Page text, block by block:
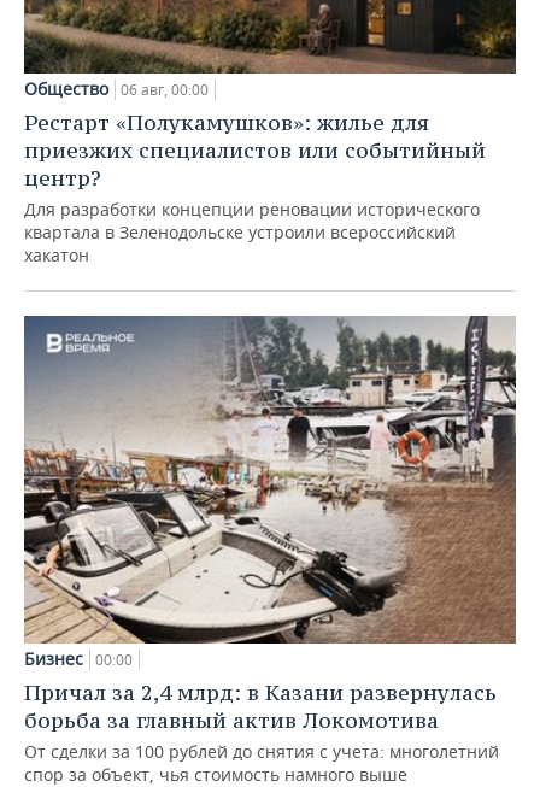
Общество 06 авг, 00:00
Рестарт «Полукамушков»: жилье для
приезжих специалистов или событийный
центр?
Для разработки концепции реновации исторического
квартала в Зеленодольске устроили всероссийский
хакатон
Бизнес 00:00
Причал за 2,4 млрд: в Казани развернулась
борьба за главный актив Локомотива
От сделки за 100 рублей до снятия с учета: многолетний
спор за объект, чья стоимость намного выше